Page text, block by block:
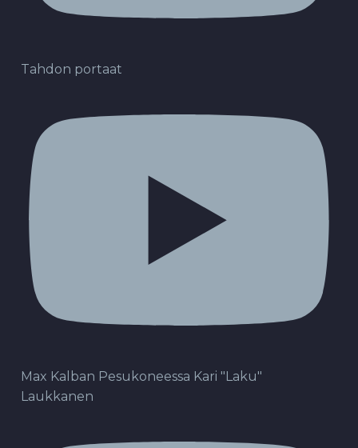
Tahdon portaat
Max Kalban Pesukoneessa Kari "Laku"
Laukkanen